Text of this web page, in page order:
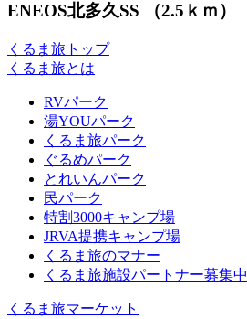
ENEOS北多久SS （2.5ｋｍ）
くるま旅トップ
くるま旅とは
RVパーク
湯YOUパーク
くるま旅パーク
ぐるめパーク
とれいんパーク
民パーク
特割3000キャンプ場
JRVA提携キャンプ場
くるま旅のマナー
くるま旅施設パートナー募集中
くるま旅マーケット